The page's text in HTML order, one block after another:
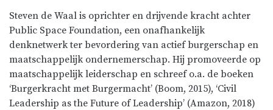
Steven de Waal is oprichter en drijvende kracht achter
Public Space Foundation, een onafhankelijk
denknetwerk ter bevordering van actief burgerschap en
maatschappelijk ondernemerschap. Hij promoveerde op
maatschappelijk leiderschap en schreef o.a. de boeken
‘Burgerkracht met Burgermacht’ (Boom, 2015), ‘Civil
Leadership as the Future of Leadership’ (Amazon, 2018)